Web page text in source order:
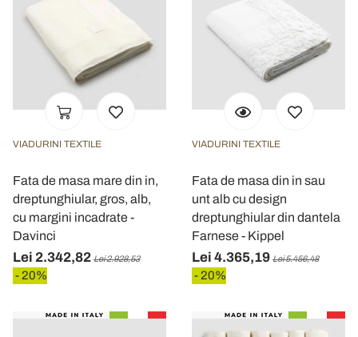
VIADURINI TEXTILE
Fata de masa mare din in,
dreptunghiular, gros, alb,
cu margini incadrate -
Davinci
Lei 2.342,82 Lei 2.928,53
- 20%
VIADURINI TEXTILE
Fata de masa din in sau
unt alb cu design
dreptunghiular din dantela
Farnese - Kippel
Lei 4.365,19 Lei 5.456,48
- 20%